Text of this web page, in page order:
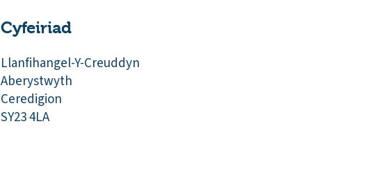
Cyfeiriad
Llanfihangel-Y-Creuddyn
Aberystwyth
Ceredigion
SY23 4LA